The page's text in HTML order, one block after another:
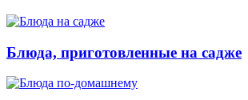
Блюда, приготовленные на садже